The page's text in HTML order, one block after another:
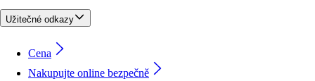
Užitečné odkazy
Cena
Nakupujte online bezpečně